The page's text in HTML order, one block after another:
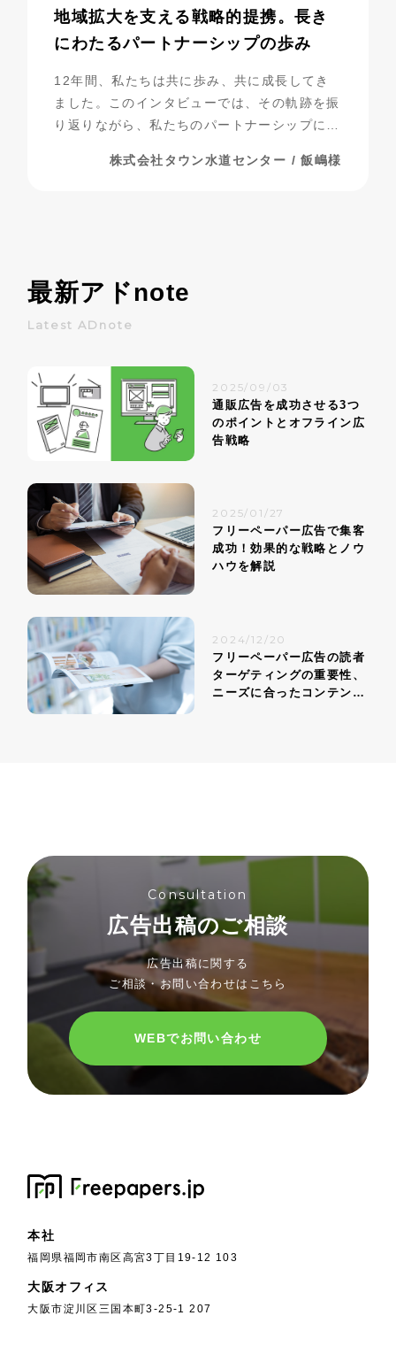
地域拡大を支える戦略的提携。長き
にわたるパートナーシップの歩み
12年間、私たちは共に歩み、共に成長してき
ました。このインタビューでは、その軌跡を振
り返りながら、私たちのパートナーシップにつ
株式会社タウン水道センター / 飯嶋様
最新アドnote
Latest ADnote
2025/09/03
通販広告を成功させる3つ
のポイントとオフライン広
告戦略
2025/01/27
フリーペーパー広告で集客
成功！効果的な戦略とノウ
ハウを解説
2024/12/20
フリーペーパー広告の読者
ターゲティングの重要性、
ニーズに合ったコンテンツ
Consultation
広告出稿のご相談
広告出稿に関する
ご相談・お問い合わせはこちら
WEBでお問い合わせ
本社
福岡県福岡市南区高宮3丁目19-12 103
大阪オフィス
大阪市淀川区三国本町3-25-1 207